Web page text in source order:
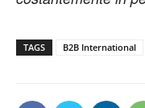
TAGS B2B International